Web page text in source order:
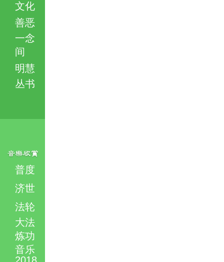
文化
善恶
一念
间
明慧
丛书
普度
济世
法轮
大法
炼功
音乐
2018